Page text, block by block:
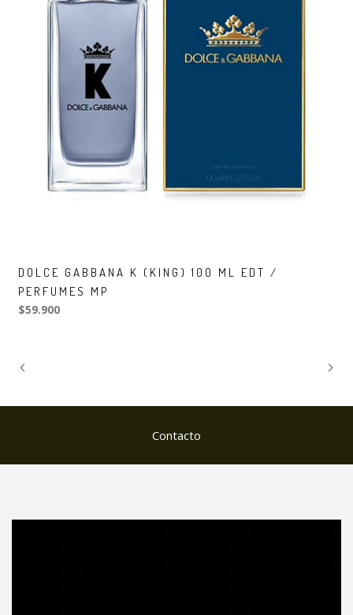
DOLCE GABBANA K (KING) 100 ML EDT /
PERFUMES MP
$59.900
Contacto